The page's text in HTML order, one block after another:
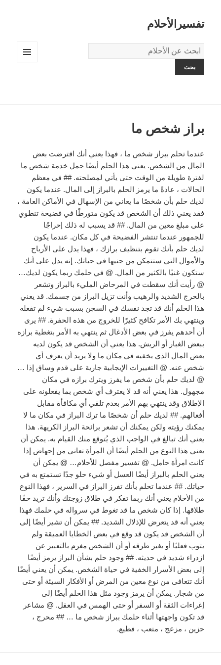
تفسيرالأحلام
قاموس
الاحلام:
براز شخص ما
عندما تحلم ببراز شخص ما ، فهذا يعني أنك اقترضت بعض
المال من الشخص. يعني هذا الحلم أيضًا حمل خدمة شخص ما
لفترة طويلة من الوقت حتى يأتي لمصلحته. ## في معظم
الحالات ، عادةً ما يرمز الحلم بالبراز إلى المال. عندما يكون
لديك حلم بأن شخصًا ما يعاني من الإسهال في الأماكن العامة ،
فقد يعني ذلك أن الشخص قد يكون متورطًا في فضيحة تنطوي
على مبلغ معين من المال. ## قد يسبب له ذلك إحراجًا
للجمهور عندما تنتشر الفضيحة في كل مكان. عندما يكون
لديك حلم بأنك تقوم بتنظيف برازك ، فهذا يدل على الأرباح
والأموال التي ستتمكن من جنيها في حياتك. إنه يدل على أنك
ستكون غنيًا بالكثير من المال. @ في حلمك ربما يكون لديك…
@ رأيت أنك سقطت في المرحاض المليء بالبراز وتشعر
بالحرج الشديد والرهيب وأنت تزيل البراز من جسمك. قد يعني
هذا الحلم أنك قد تجد نفسك في السجن بسبب شيء لم تفعله
وينتهي بك الأمر تكافح كثيرًا للخروج من هذه الحفرة. ## يرى
أن أحدهم يفرز في بعض الأدغال ثم ينتهي به الأمر بتغطية برازه
ببعض الغبار أو الريش. هذا يعني أن الشخص قد يكون لديه
بعض المال الذي يخفيه في مكان ما ولا يريد أن يعرف أي
شخص عنه. @ التغييرات الإيجابية جارية على قدم وساق إذا …
@ لديك حلم بأن شخص ما يفرز ويترك برازه في مكان
مجهول. هذا يعني أنه قد لا يعترف أي شخص بما يفعلونه على
الإطلاق وقد ينتهي بهم الأمر بعدم تلقي أي مكافأة مقابل
أفعالهم. ## لديك حلم أن شخصًا ما ترك البراز في مكان ما لا
يمكنك رؤيته ولكن يمكنك أن تشعر برائحة البراز الكريهة. هذا
يعني أنك تبالغ في الواجب الذي يُتوقع منك القيام به. يمكن أن
يعني هذا النوع من الحلم أيضًا أن المرأة تعاني من إجهاض إذا
كانت امرأة حامل. @ تفسير مفصل للأحلام… @ يمكن أن
يعني الحلم بالبراز أيضًا العسل أو شيء حلو جدًا تستمتع به في
حياتك. ## عندما تحلم بأنك تفرز البراز في السرير ، فهذا النوع
من الأحلام يعني أنك ربما تفكر في طلاق زوجتك وأنك تريد حقًا
طلاقها. إذا كان شخص ما قد تغوط في سرواله في حلمك فهذا
يعني أنه قد يتعرض للإذلال الشديد. ## يمكن أن تشير أيضًا إلى
أن الشخص قد يكون قد وقع في بعض الخطايا العميقة ولم
يتوب فعليًا أو يغير طرقه أو أن الشخص مغرم بالتعبير عن
ازدراء شديد في حديثه. ## وجود حلم بشأن البراز يرمز أيضًا
إلى بعض الأسرار الخفية في حياة الشخص. يمكن أن يعني أيضًا
أنك تتعافى من نوع معين من المرض أو الأفكار السيئة أو حتى
من شجار. يمكن أن يرمز وجود مثل هذا الحلم أيضًا إلى
إغراءات الثقة أو السفر أو حتى الهمس في العقل. @ مشاعر
قد تكون واجهتها أثناء حلمك ببراز شخص ما … ## محرج ،
حزين ، مزعج ، متعب ، فظيع.